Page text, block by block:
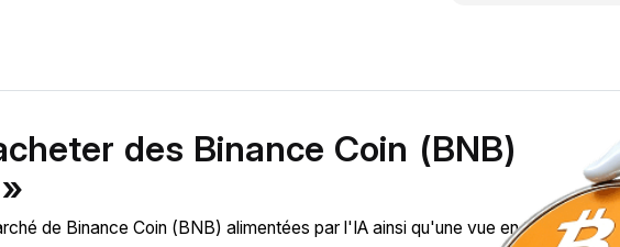
des Binance Coin (BNB)
de Binance Coin (BNB) alimentées par l'IA ainsi qu'une vue en temps réel de